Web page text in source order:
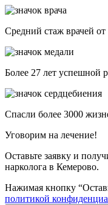
Средний стаж врачей от
Более 27 лет успешной
Спасли более 3000
Уговорим на лечение!
Оставьте заявку и
нарколога в Кемерово.
Нажимая кнопку
политикой